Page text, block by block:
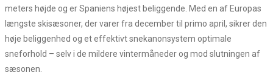
meters højde og er Spaniens højest beliggende. Med en af Europas
længste skisæsoner, der varer fra december til primo april, sikrer den
høje beliggenhed og et effektivt snekanonsystem optimale
sneforhold – selv i de mildere vintermåneder og mod slutningen af
sæsonen.